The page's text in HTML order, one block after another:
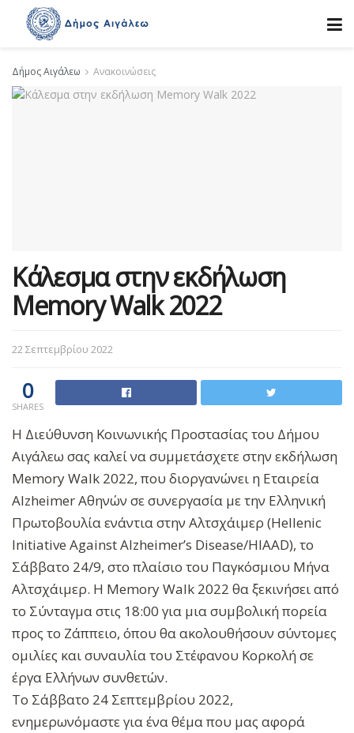
Δήμος Αιγάλεω Ανακοινώσεις
Κάλεσμα στην εκδήλωση
Memory Walk 2022
22 Σεπτεμβρίου 2022
0
SHARES
Η Διεύθυνση Κοινωνικής Προστασίας του Δήμου
Αιγάλεω σας καλεί να συμμετάσχετε στην εκδήλωση
Memory Walk 2022, που διοργανώνει η Εταιρεία
Alzheimer Αθηνών σε συνεργασία με την Ελληνική
Πρωτοβουλία ενάντια στην Αλτσχάιμερ (Hellenic
Initiative Against Alzheimer’s Disease/HIAAD), το
Σάββατο 24/9, στο πλαίσιο του Παγκόσμιου Μήνα
Αλτσχάιμερ. Η Memory Walk 2022 θα ξεκινήσει από
το Σύνταγμα στις 18:00 για μια συμβολική πορεία
προς το Ζάππειο, όπου θα ακολουθήσουν σύντομες
ομιλίες και συναυλία του Στέφανου Κορκολή σε
έργα Ελλήνων συνθετών.
Το Σάββατο 24 Σεπτεμβρίου 2022,
ενημερωνόμαστε για ένα θέμα που μας αφορά